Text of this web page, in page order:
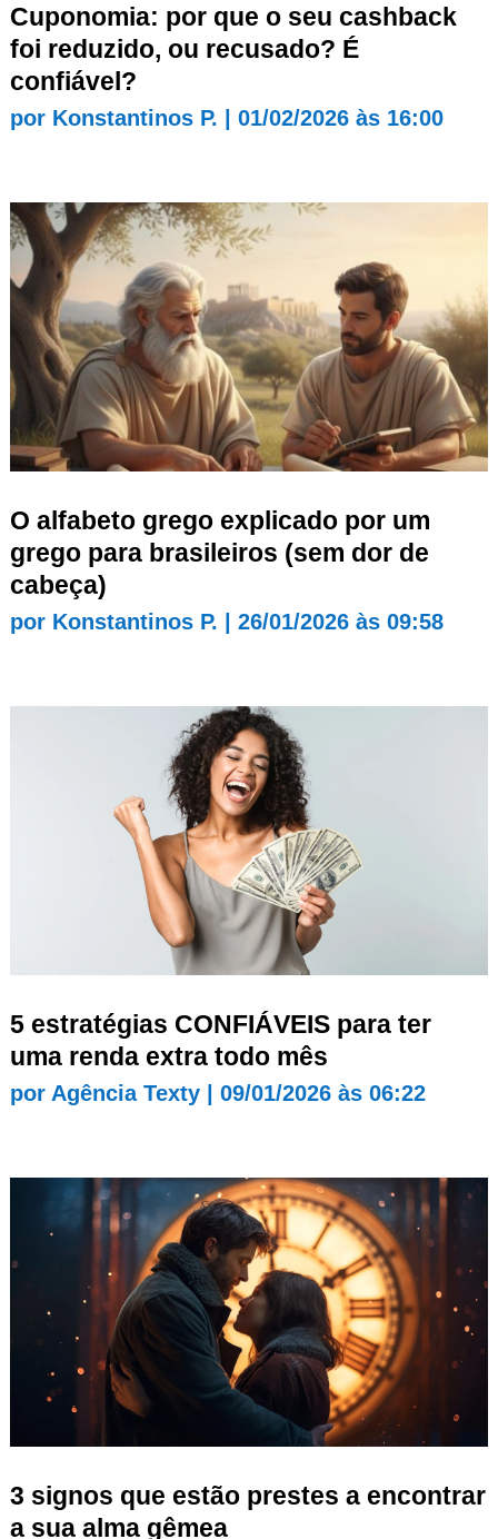
Cuponomia: por que o seu cashback
foi reduzido, ou recusado? É
confiável?
por Konstantinos P. 01/02/2026 às 16:00
O alfabeto grego explicado por um
grego para brasileiros (sem dor de
cabeça)
por Konstantinos P. 26/01/2026 às 09:58
5 estratégias CONFIÁVEIS para ter
uma renda extra todo mês
por Agência Texty| 09/01/2026 às 06:22
3 signos que estão prestes a encontrar
a sua alma gêmea